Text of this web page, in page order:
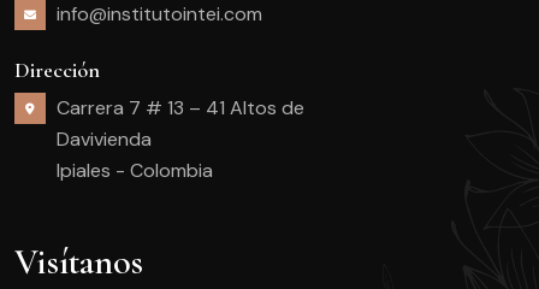
info@institutointei.com
Dirección
Carrera 7 # 13 – 41 Altos de
Davivienda
Ipiales - Colombia
Visítanos